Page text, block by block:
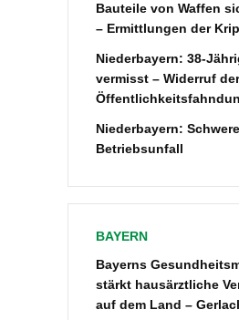
Bauteile von Waffen
– Ermittlungen der
Niederbayern: 38-
vermisst – Widerruf der
Niederbayern:
Betriebsunfall
BAYERN
Bayerns
stärkt hausärztliche
auf dem Land –